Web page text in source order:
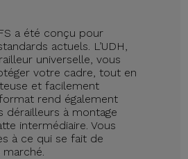
a été conçu pour
actuels. L’UDH,
universelle, vous
votre cadre, tout en
et facilement
rend également
dérailleurs à montage
intermédiaire. Vous
à ce qui se fait de